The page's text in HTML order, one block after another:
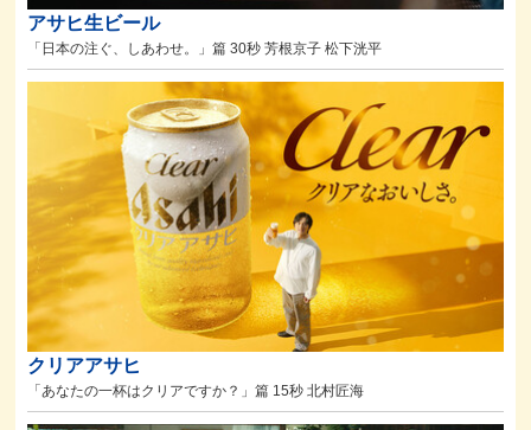
アサヒ生ビール
「日本の注ぐ、しあわせ。」篇 30秒 芳根京子 松下洸平
クリアアサヒ
「あなたの一杯はクリアですか？」篇 15秒 北村匠海